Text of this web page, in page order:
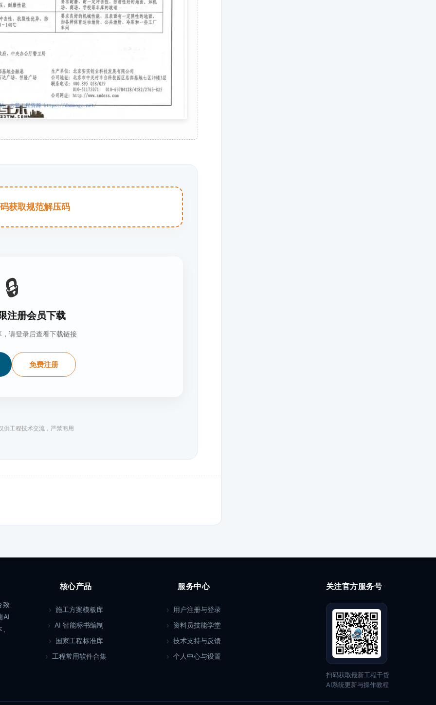
获取规范解压码
🔒
注册会员下载
请登录后查看下载链接
免费注册
供工程技术交流，严禁商用
致
AI
核心产品
施工方案模板库
AI 智能标书编制
国家工程标准库
工程常用软件合集
服务中心
用户注册与登录
资料员技能学堂
技术支持与反馈
个人中心与设置
关注官方服务号
扫码获取最新工程干货
AI系统更新与操作教程